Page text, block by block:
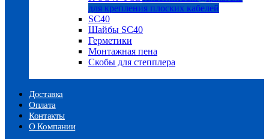
для крепления плоских кабелей
SC40
Шайбы SC40
Герметики
Монтажная пена
Скобы для степплера
Доставка
Оплата
Контакты
О Компании